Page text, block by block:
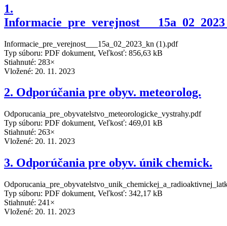
1.
Informacie_pre_verejnost___15a_02_2023_kn (1).pdf
Typ súboru: PDF dokument, Veľkosť: 856,63 kB
Stiahnuté: 283×
Vložené: 20. 11. 2023
2. Odporúčania pre obyv. meteorolog.
Odporucania_pre_obyvatelstvo_meteorologicke_vystrahy.pdf
Typ súboru: PDF dokument, Veľkosť: 469,01 kB
Stiahnuté: 263×
Vložené: 20. 11. 2023
3. Odporúčania pre obyv. únik chemick.
Typ súboru: PDF dokument, Veľkosť: 342,17 kB
Stiahnuté: 241×
Vložené: 20. 11. 2023